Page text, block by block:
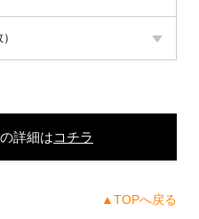
詳細はコチラ
▲TOPへ戻る